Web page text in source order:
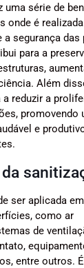
uma série de
onde é
a segurança das
para a
Além
reduzir a
promovendo
e
ser aplicada
como ar
de
entre outros. É